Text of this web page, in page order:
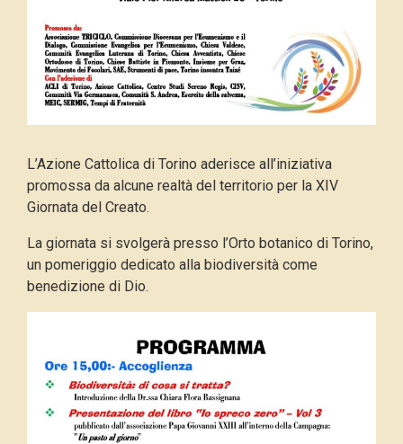
L’Azione Cattolica di Torino aderisce all’iniziativa
promossa da alcune realtà del territorio per la XIV
Giornata del Creato.
La giornata si svolgerà presso l’Orto botanico di Torino,
un pomeriggio dedicato alla biodiversità come
benedizione di Dio.